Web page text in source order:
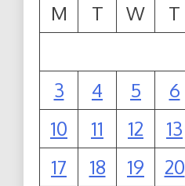
M
T W T
3
4 5 6
10
11 12 13
17
18 19 20